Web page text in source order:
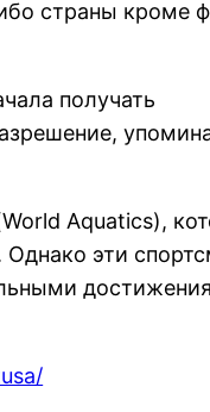
страны кроме
получать
Aquatics),
Однако эти